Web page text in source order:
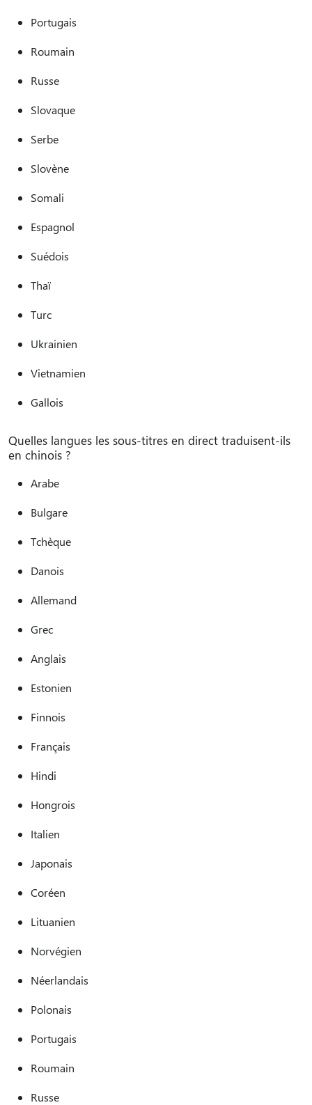
Portugais
Roumain
Russe
Slovaque
Serbe
Slovène
Somali
Espagnol
Suédois
Thaï
Turc
Ukrainien
Vietnamien
Gallois
Quelles langues les sous-titres en direct traduisent-ils
en chinois ?
Arabe
Bulgare
Tchèque
Danois
Allemand
Grec
Anglais
Estonien
Finnois
Français
Hindi
Hongrois
Italien
Japonais
Coréen
Lituanien
Norvégien
Néerlandais
Polonais
Portugais
Roumain
Russe